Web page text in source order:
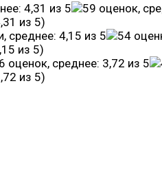
из 5)
из 5)
из 5)